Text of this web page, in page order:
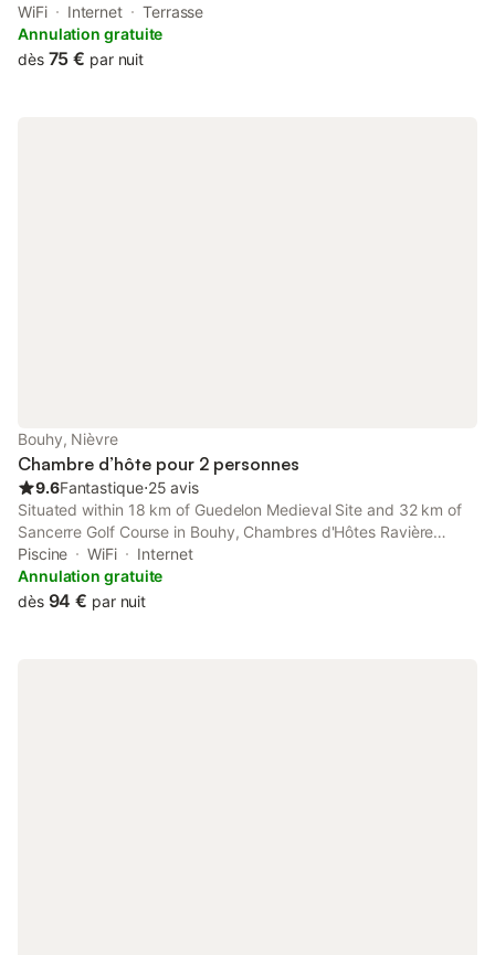
access to a terrace, free private parking and free WiFi. In good
weather, guests are welcome to sit outside.
WiFi Internet
Terrasse
Annulation gratuite
dès 75 € par nuit
Bouhy, Nièvre
Chambre d’hôte pour 2 personnes
9.6Fantastique⋅25 avis
Situated within 18 km of Guedelon Medieval Site and 32 km of
Sancerre Golf Course in Bouhy, Chambres d'Hôtes Ravière
provides accommodation with seating area. This property offers
access to a terrace, table tennis, free private parking and free
WiFi.
Piscine WiFi
Internet
Annulation gratuite
dès 94 € par nuit